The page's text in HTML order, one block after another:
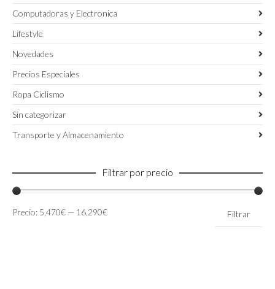
Computadoras y Electronica
Lifestyle
Novedades
Precios Especiales
Ropa Ciclismo
Sin categorizar
Transporte y Almacenamiento
Filtrar por precio
Precio
Precio
Filtrar
Precio: 5,470€ — 16,290€